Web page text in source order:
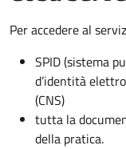
Per accedere al
SPID (sistema
d’identità
(CNS)
tutta la
della pratica.